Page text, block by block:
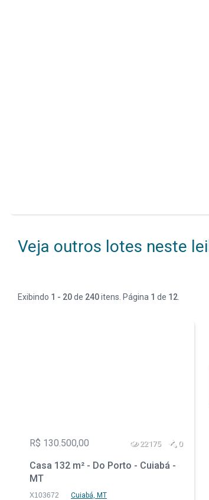
Veja outros lotes neste
Exibindo 1 - 20de 240itens. Página 1 de 12
R$ 130.500,00 22175 0
Casa 132 m² - Do Porto - Cuiabá -
MT
X103672 Cuiabá, MT